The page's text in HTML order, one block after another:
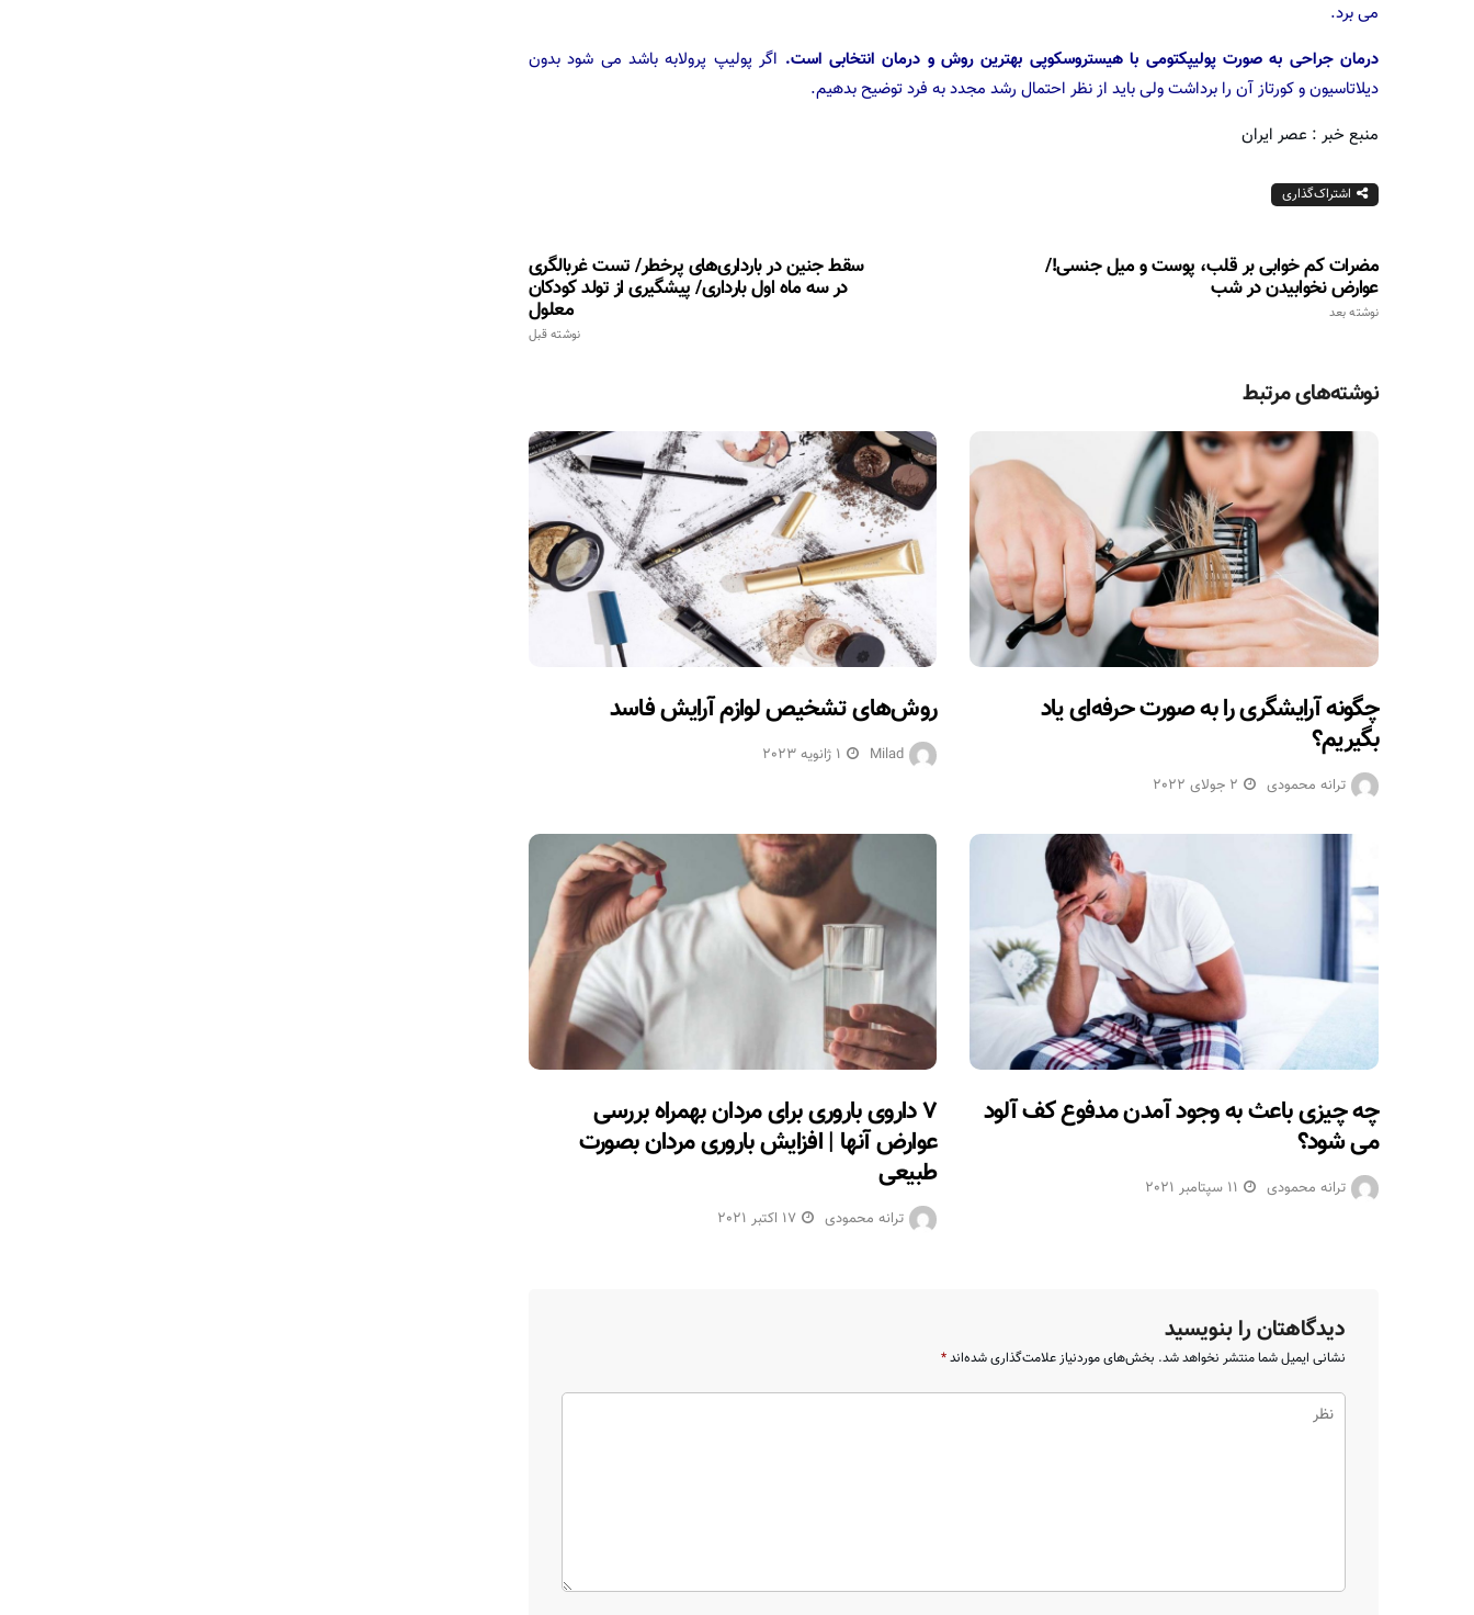
می برد.
درمان جراحی به صورت پولیپکتومی با هیستروسکوپی بهترین روش و درمان انتخابی است. اگر پولیپ پرولابه باشد می شود بدون
دیلاتاسیون و کورتاز آن را برداشت ولی باید از نظر احتمال رشد مجدد به فرد توضیح بدهیم.
منبع خبر : عصر ایران
اشتراک‌گذاری
سقط جنین در بارداری‌های پرخطر/ تست غربالگری
در سه ماه اول بارداری/ پیشگیری از تولد کودکان
معلول
نوشته قبل
مضرات کم خوابی بر قلب، پوست و میل جنسی!/
عوارض نخوابیدن در شب
نوشته بعد
نوشته‌های مرتبط
روش‌های تشخیص لوازم آرایش فاسد
Milad 1 ژانویه 2023
چگونه آرایشگری را به صورت حرفه‌ای یاد
بگیریم؟
ترانه محمودی 2 جولای 2022
۷ داروی باروری برای مردان بهمراه بررسی
عوارض آنها | افزایش باروری مردان بصورت
طبیعی
ترانه محمودی 17 اکتبر 2021
چه چیزی باعث به وجود آمدن مدفوع کف آلود
می شود؟
ترانه محمودی 11 سپتامبر 2021
دیدگاهتان را بنویسید
نشانی ایمیل شما منتشر نخواهد شد. بخش‌های موردنیاز علامت‌گذاری شده‌اند*